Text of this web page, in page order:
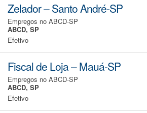
Zelador – Santo André-SP
Empregos no ABCD-SP
ABCD, SP
Efetivo
Fiscal de Loja – Mauá-SP
Empregos no ABCD-SP
ABCD, SP
Efetivo